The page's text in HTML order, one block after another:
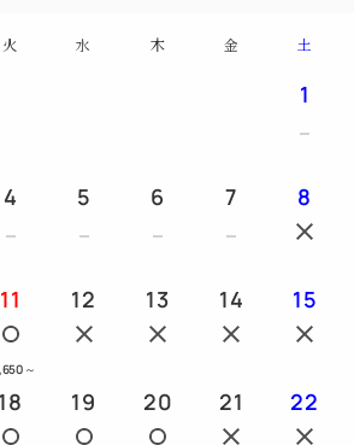
火 水 木 金 土
1
4 5 6 7 8
11
～
12 13 14 15
18 19 20 21 22